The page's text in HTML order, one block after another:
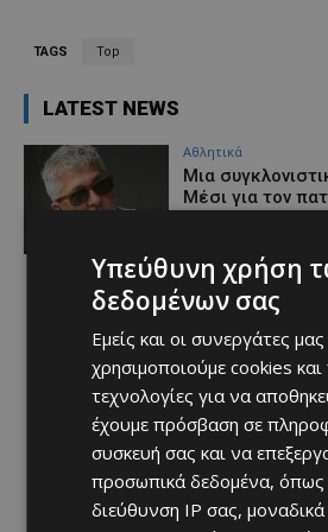
TAGS Top
LATEST NEWS
Αθλητικά
Μια
Μέσι για τον
Υπεύθυνη χρήση
δεδομένων σας
Εμείς και οι συνεργάτες μας
χρησιμοποιούμε cookies
τεχνολογίες για να
έχουμε πρόσβαση σε
συσκευή σας και να
προσωπικά δεδομένα, όπως
διεύθυνση IP σας, μοναδικά